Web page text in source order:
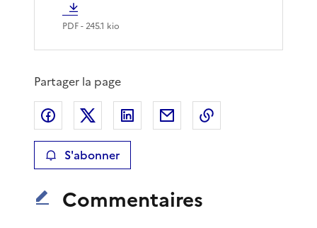
PDF- 245.1 kio
Partager la page
Partager sur Facebook
Partager sur XPartager sur LinkedIn
Partager par email
S'abonner
Commentaires